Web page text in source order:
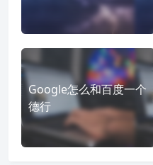
Google怎么和百度一个
德行